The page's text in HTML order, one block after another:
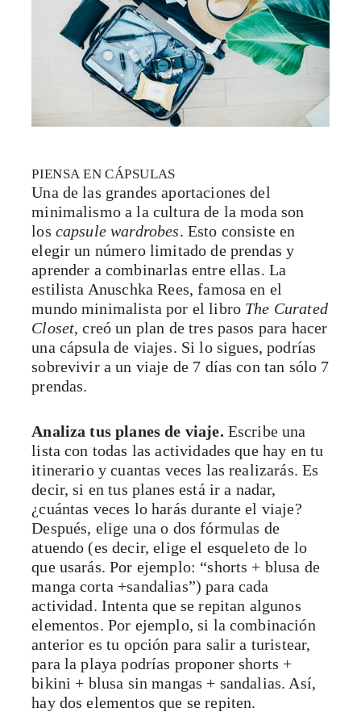
PIENSA EN CÁPSULAS
Una de las grandes aportaciones del
minimalismo a la cultura de la moda son
los capsule wardrobes. Esto consiste en
elegir un número limitado de prendas y
aprender a combinarlas entre ellas. La
estilista Anuschka Rees, famosa en el
mundo minimalista por el libro The Curated
Closet, creó un plan de tres pasos para hacer
una cápsula de viajes. Si lo sigues, podrías
sobrevivir a un viaje de 7 días con tan sólo 7
prendas.
Analiza tus planes de viaje. Escribe una
lista con todas las actividades que hay en tu
itinerario y cuantas veces las realizarás. Es
decir, si en tus planes está ir a nadar,
¿cuántas veces lo harás durante el viaje?
Después, elige una o dos fórmulas de
atuendo (es decir, elige el esqueleto de lo
que usarás. Por ejemplo: “shorts + blusa de
manga corta +sandalias”) para cada
actividad. Intenta que se repitan algunos
elementos. Por ejemplo, si la combinación
anterior es tu opción para salir a turistear,
para la playa podrías proponer shorts +
bikini + blusa sin mangas + sandalias. Así,
hay dos elementos que se repiten.